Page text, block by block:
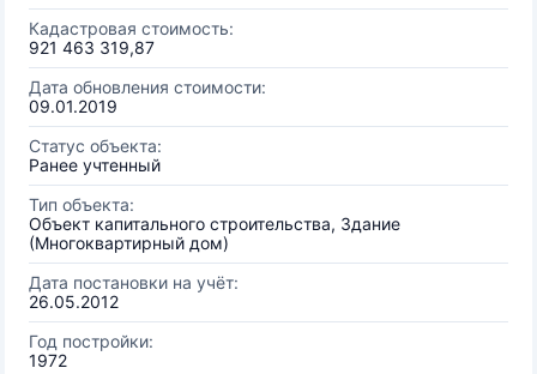
Кадастровая стоимость:
921 463 319,87
Дата обновления стоимости:
09.01.2019
Статус объекта:
Ранее учтенный
Тип объекта:
Объект капитального строительства, Здание
(Многоквартирный дом)
Дата постановки на учёт:
26.05.2012
Год постройки:
1972